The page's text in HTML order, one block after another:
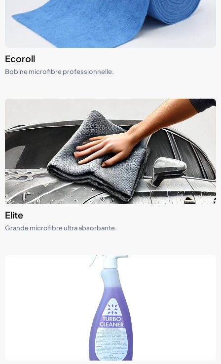
Ecoroll
Bobine microfibre professionnelle.
Elite
Grande microfibre ultra absorbante.